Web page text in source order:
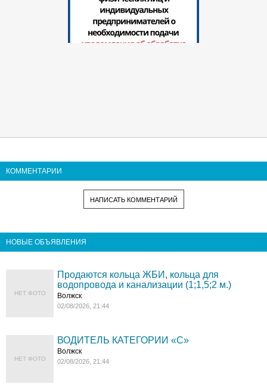
КОММЕНТАРИИ
НАПИСАТЬ КОММЕНТАРИЙ
НОВЫЕ ОБЪЯВЛЕНИЯ
НЕТ ФОТО
Продаются кольца ЖБИ, кольца для
водопровода и канализации (1;1,5;2 м.)
Волжск
02/08/2026, 21:44
НЕТ ФОТО
ВОДИТЕЛЬ КАТЕГОРИИ «C»
Волжск
02/08/2026, 21:44